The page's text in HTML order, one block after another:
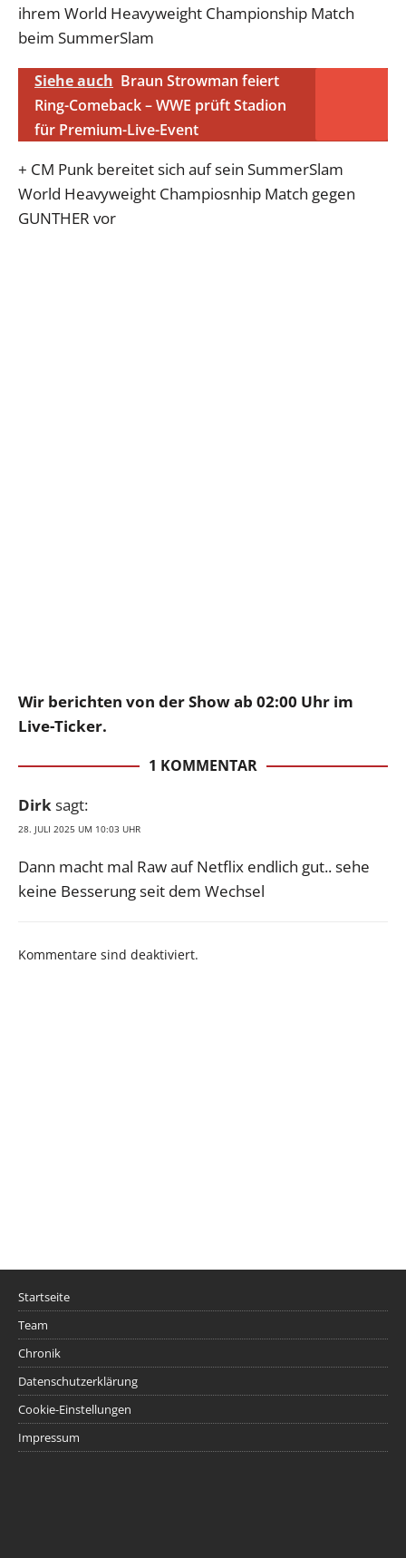
ihrem World Heavyweight Championship Match
beim SummerSlam
Siehe auch Braun Strowman feiert
Ring-Comeback – WWE prüft Stadion
für Premium-Live-Event
+ CM Punk bereitet sich auf sein SummerSlam
World Heavyweight Champiosnhip Match gegen
GUNTHER vor
Wir berichten von der Show ab 02:00 Uhr im
Live-Ticker.
1 KOMMENTAR
Dirk sagt:
28. JULI 2025 UM 10:03 UHR
Dann macht mal Raw auf Netflix endlich gut.. sehe
keine Besserung seit dem Wechsel
Kommentare sind deaktiviert.
Startseite
Team
Chronik
Datenschutzerklärung
Cookie-Einstellungen
Impressum